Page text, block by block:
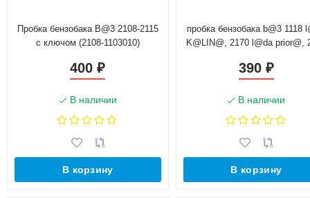
Пробка бензобака B@3 2108-2115
с ключом (2108-1103010)
400₽
В наличии
В корзину
пробка бензобака b@3 1118
K@LIN@, 2170 l@da prior@,
390 ₽
В наличии
В корзину